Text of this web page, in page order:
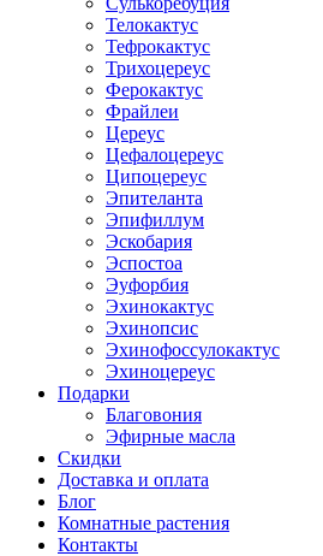
Телокактус
Тефрокактус
Трихоцереус
Ферокактус
Фрайлеи
Цереус
Цефалоцереус
Ципоцереус
Эпителанта
Эпифиллум
Эскобария
Эспостоа
Эуфорбия
Эхинокактус
Эхинопсис
Эхинофоссулокактус
Эхиноцереус
Подарки
Благовония
Эфирные масла
Скидки
Доставка и оплата
Блог
Комнатные растения
Контакты